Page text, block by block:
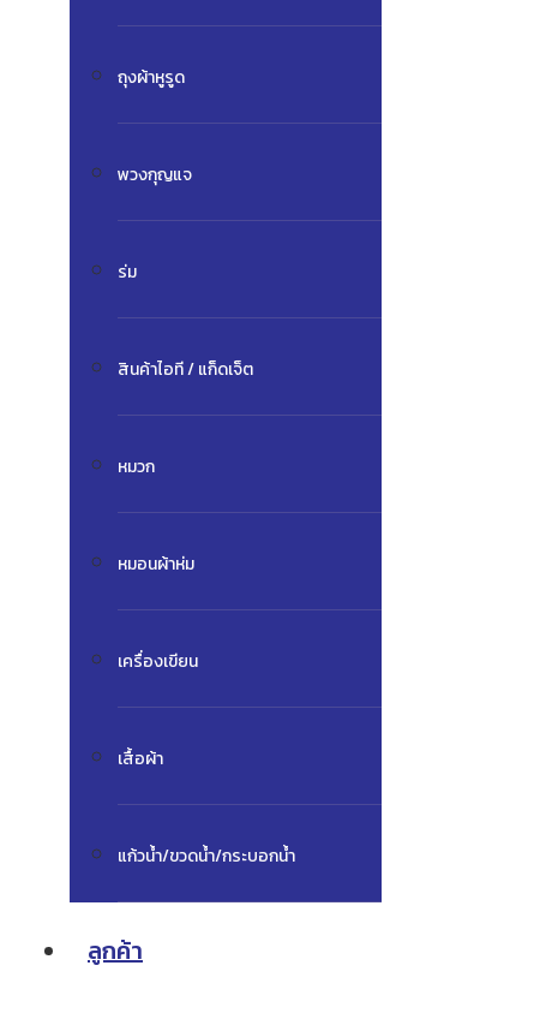
ถุงผ้าหูรูด
พวงกุญแจ
ร่ม
สินค้าไอที / แก็ดเจ็ต
หมวก
หมอนผ้าห่ม
เครื่องเขียน
เสื้อผ้า
แก้วน้ำ/ขวดน้ำ/กระบอกน้ำ
ลูกค้า